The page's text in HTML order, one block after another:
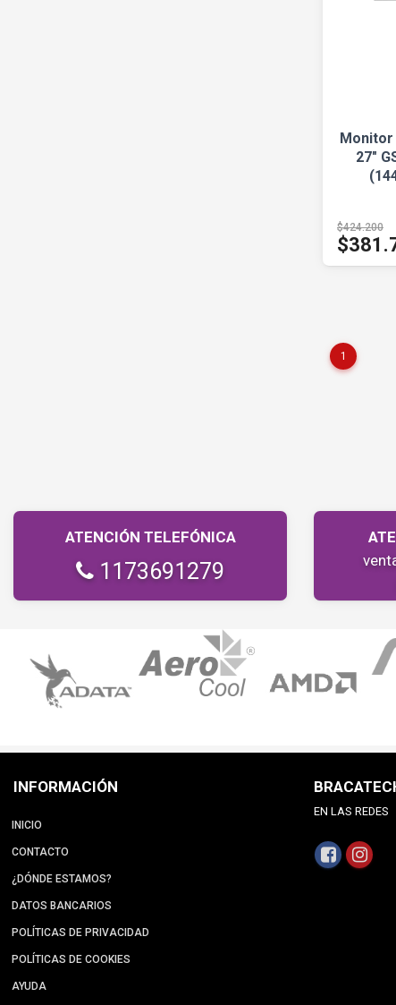
Monitor
27"
$424.200
1
ATENCIÓN TELEFÓNICA
1173691279
INFORMACIÓN
INICIO
CONTACTO
¿DÓNDE ESTAMOS?
DATOS BANCARIOS
POLÍTICAS DE PRIVACIDAD
POLÍTICAS DE COOKIES
AYUDA
EN LAS REDES